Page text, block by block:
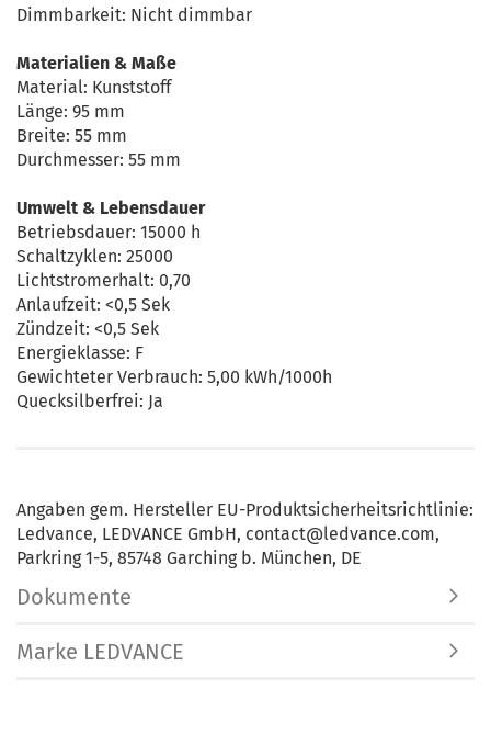
Dimmbarkeit: Nicht dimmbar
Materialien & Maße
Material: Kunststoff
Länge: 95 mm
Breite: 55 mm
Durchmesser: 55 mm
Umwelt & Lebensdauer
Betriebsdauer: 15000 h
Schaltzyklen: 25000
Lichtstromerhalt: 0,70
Anlaufzeit: <0,5 Sek
Zündzeit: <0,5 Sek
Energieklasse: F
Gewichteter Verbrauch: 5,00 kWh/1000h
Quecksilberfrei: Ja
Angaben gem. Hersteller EU-Produktsicherheitsrichtlinie:
Ledvance, LEDVANCE GmbH, contact@ledvance.com,
Parkring 1-5, 85748 Garching b. München, DE
Dokumente
Marke LEDVANCE